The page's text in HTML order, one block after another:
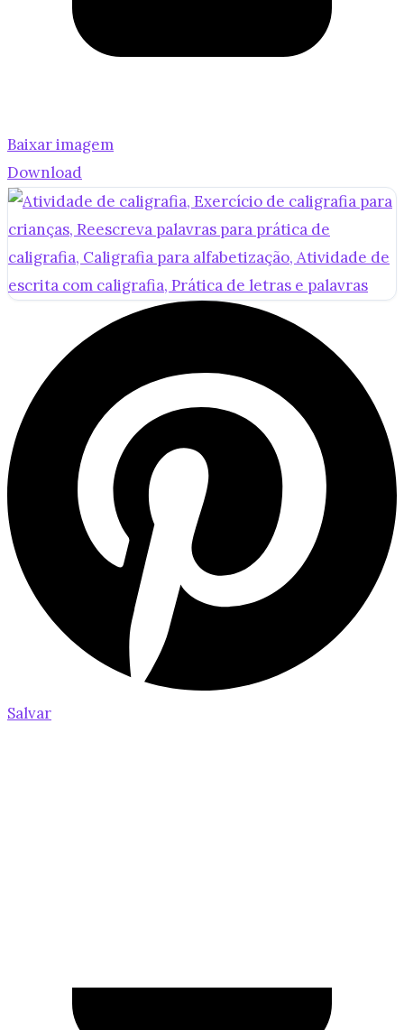
Baixar imagem
Download
Salvar